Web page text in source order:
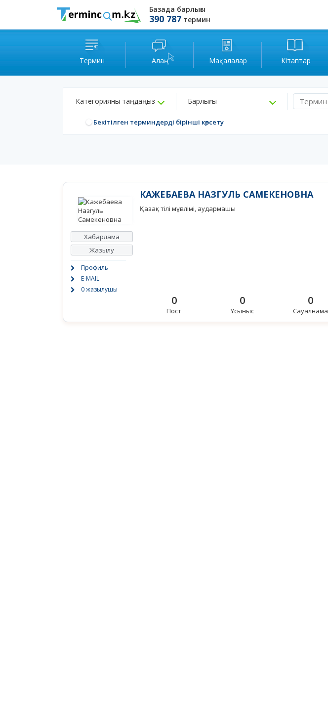
Базада барлығы
390 787 термин
Термин Алаң Мақалалар Кітаптар
Категорияны таңдаңыз Барлығы
Бекітілген терминдерді бірінші көрсету
Хабарлама
Жазылу
Профиль
E-MAIL
0 жазылушы
КАЖЕБАЕВА НАЗГУЛЬ САМЕКЕНОВНА
Қазақ тілі мұғалімі, аудармашы
0
Пост
0
Ұсыныс
0
Сауалнама